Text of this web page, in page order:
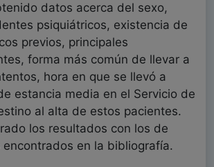
datos acerca del sexo,
psiquiátricos, existencia de
previos, principales
forma más común de llevar a
hora en que se llevó a
estancia media en el Servicio de
al alta de estos pacientes.
los resultados con los de
en la bibliografía.